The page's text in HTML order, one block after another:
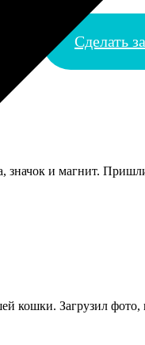
Сделать
значок и магнит.
Загрузил фото,